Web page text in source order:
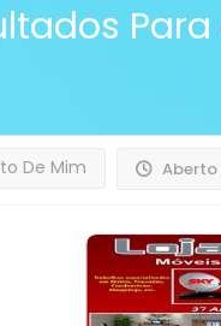
Para
Aberto
De Mim